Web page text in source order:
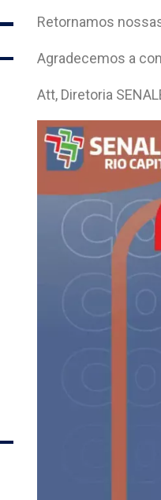
Retornamos
Agradecemos a
Att, Diretoria